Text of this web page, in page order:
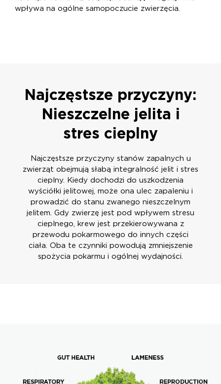
wpływa na ogólne samopoczucie zwierzęcia.
Najczęstsze przyczyny:
Nieszczelne jelita i
stres cieplny
Najczęstsze przyczyny stanów zapalnych u
zwierząt obejmują słabą integralność jelit i stres
cieplny. Kiedy dochodzi do uszkodzenia
wyściółki jelitowej, może ona ulec zapaleniu i
prowadzić do stanu zwanego nieszczelnym
jelitem. Gdy zwierzę jest pod wpływem stresu
cieplnego, krew jest przekierowywana z
przewodu pokarmowego do innych części
ciała. Oba te czynniki powodują zmniejszenie
spożycia pokarmu i ogólnej wydajności.